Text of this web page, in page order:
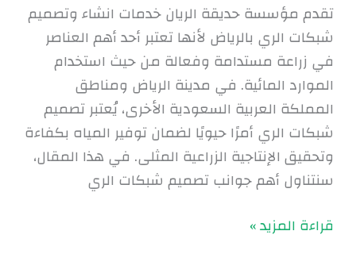
تقدم مؤسسة حديقة الريان خدمات انشاء وتصميم
شبكات الري بالرياض لأنها تعتبر أحد أهم العناصر
في زراعة مستدامة وفعالة من حيث استخدام
الموارد المائية. في مدينة الرياض ومناطق
المملكة العربية السعودية الأخرى، يُعتبر تصميم
شبكات الري أمرًا حيويًا لضمان توفير المياه بكفاءة
وتحقيق الإنتاجية الزراعية المثلى. في هذا المقال،
سنتناول أهم جوانب تصميم شبكات الري
قراءة المزيد »